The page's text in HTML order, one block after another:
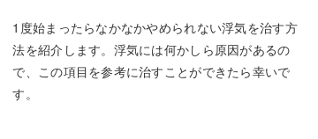
1度始まったらなかなかやめられない浮気を治す方
法を紹介します。浮気には何かしら原因があるの
で、この項目を参考に治すことができたら幸いで
す。